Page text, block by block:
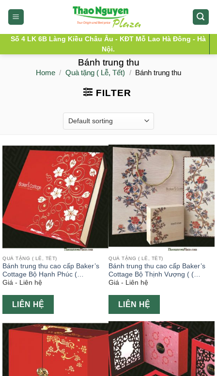
Số 4 LK 6B Làng Kiều Châu Âu - KĐT Mỗ Lao Hà Đông - Hà
Nội.
Bánh trung thu
Home / Quà tặng ( Lễ, Tết) / Bánh trung thu
FILTER
QUÀ TẶNG ( LỄ, TẾT)
Bánh trung thu cao cấp Baker’s
Cottage Bộ Hạnh Phúc (
(Happiness Gift Set )
Giá - Liên hệ
LIÊN HỆ
QUÀ TẶNG ( LỄ, TẾT)
Bánh trung thu cao cấp Baker’s
Cottage Bộ Thịnh Vượng ( (
Prosperity Gift Set )
Giá - Liên hệ
LIÊN HỆ